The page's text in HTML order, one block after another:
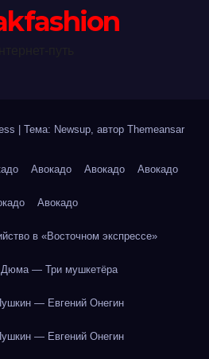
Тема: Newsup, автор Themeansar
Авокадо Авокадо Авокадо
Авокадо
в «Восточном экспрессе»
Дюма — Три мушкетёра
— Евгений Онегин
— Евгений Онегин